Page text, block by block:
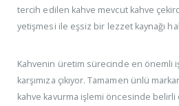
tercih edilen kahve mevcut kahve
yetişmesi ile eşsiz bir lezzet kaynağı
Kahvenin üretim sürecinde en önemli
karşımıza çıkıyor. Tamamen ünlü
kahve kavurma işlemi öncesinde